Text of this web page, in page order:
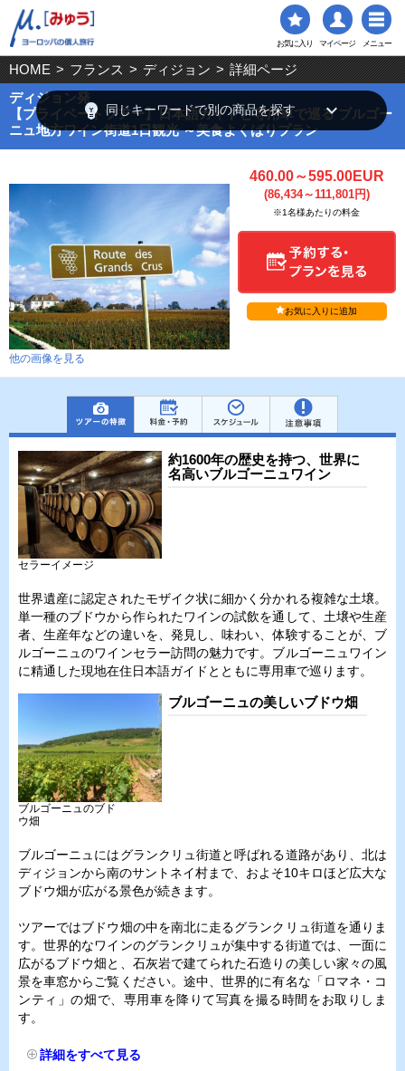
お気に入り マイページ メニュー
HOME > フランス > ディジョン > 詳細ページ
ディジョン発
【プライベートツアー】日本語ガイドと専用車で巡る ブルゴー
ニュ地方ワイン街道1日観光 ～美食よくばりプラン
他の画像を見る
460.00～595.00EUR
(86,434～111,801円)
※1名様あたりの料金
お気に入りに追加
約1600年の歴史を持つ、世界に
名高いブルゴーニュワイン
セラーイメージ
世界遺産に認定されたモザイク状に細かく分かれる複雑な土壌。
単一種のブドウから作られたワインの試飲を通して、土壌や生産
者、生産年などの違いを、発見し、味わい、体験することが、ブ
ルゴーニュのワインセラー訪問の魅力です。ブルゴーニュワイン
に精通した現地在住日本語ガイドとともに専用車で巡ります。
ブルゴーニュの美しいブドウ畑
ブルゴーニュのブド
ウ畑
ブルゴーニュにはグランクリュ街道と呼ばれる道路があり、北は
ディジョンから南のサントネイ村まで、およそ10キロほど広大な
ブドウ畑が広がる景色が続きます。
ツアーではブドウ畑の中を南北に走るグランクリュ街道を通りま
す。世界的なワインのグランクリュが集中する街道では、一面に
広がるブドウ畑と、石灰岩で建てられた石造りの美しい家々の風
景を車窓からご覧ください。途中、世界的に有名な「ロマネ・コ
ンティ」の畑で、専用車を降りて写真を撮る時間をお取りしま
す。
詳細をすべて見る
emoji_objects 同じキーワードで別の商品を探すkeyboard_arrow_down